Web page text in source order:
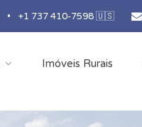
• +1 737 410-7598 🇺🇸
Imóveis Rurais